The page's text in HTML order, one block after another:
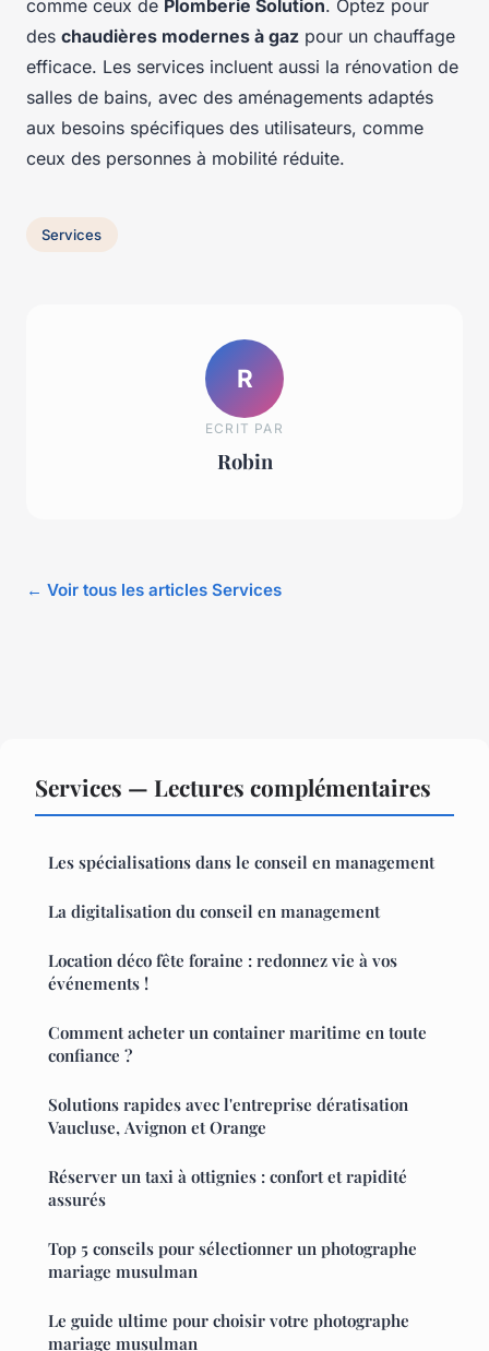
comme ceux de Plomberie Solution. Optez pour
des chaudières modernes à gaz pour un chauffage
efficace. Les services incluent aussi la rénovation de
salles de bains, avec des aménagements adaptés
aux besoins spécifiques des utilisateurs, comme
ceux des personnes à mobilité réduite.
Services
R
ECRIT PAR
Robin
← Voir tous les articles Services
Services — Lectures complémentaires
Les spécialisations dans le conseil en management
La digitalisation du conseil en management
Location déco fête foraine : redonnez vie à vos
événements !
Comment acheter un container maritime en toute
confiance ?
Solutions rapides avec l'entreprise dératisation
Vaucluse, Avignon et Orange
Réserver un taxi à ottignies : confort et rapidité
assurés
Top 5 conseils pour sélectionner un photographe
mariage musulman
Le guide ultime pour choisir votre photographe
mariage musulman